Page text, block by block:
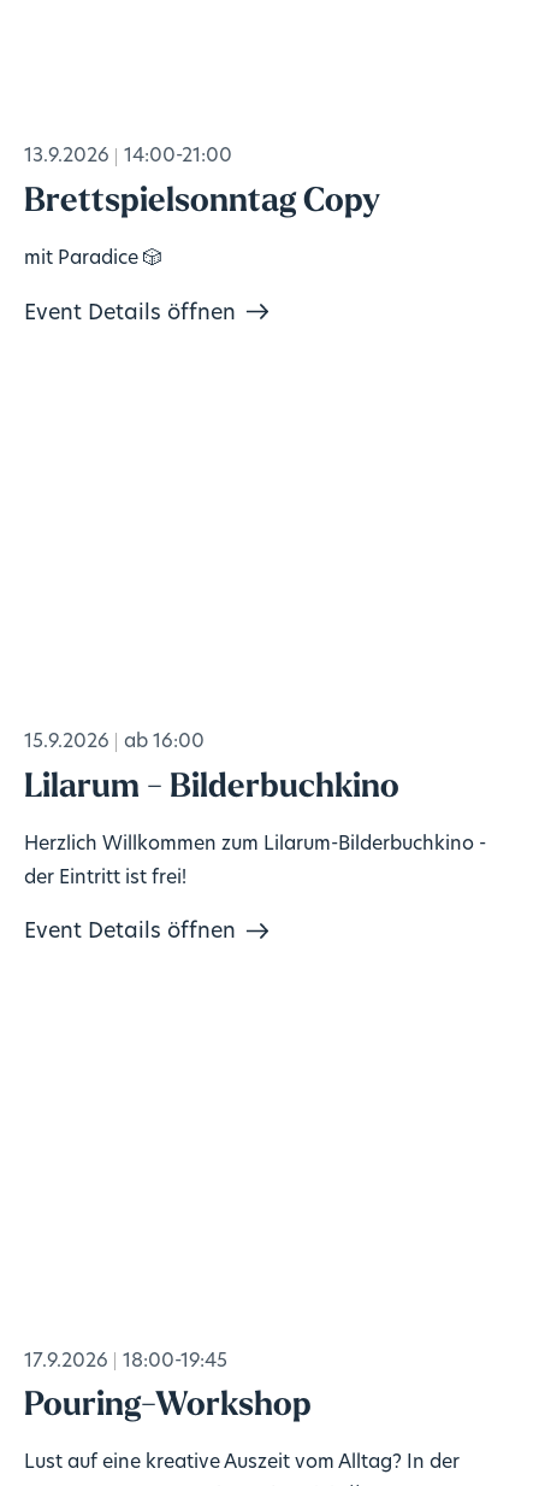
13.9.2026 14:00-21:00
Brettspielsonntag Copy
mit Paradice 🎲
Event Details öffnen
15.9.2026 ab 16:00
Lilarum - Bilderbuchkino
Herzlich Willkommen zum Lilarum-Bilderbuchkino -
der Eintritt ist frei!
Event Details öffnen
17.9.2026 18:00-19:45
Pouring-Workshop
Lust auf eine kreative Auszeit vom Alltag? In der